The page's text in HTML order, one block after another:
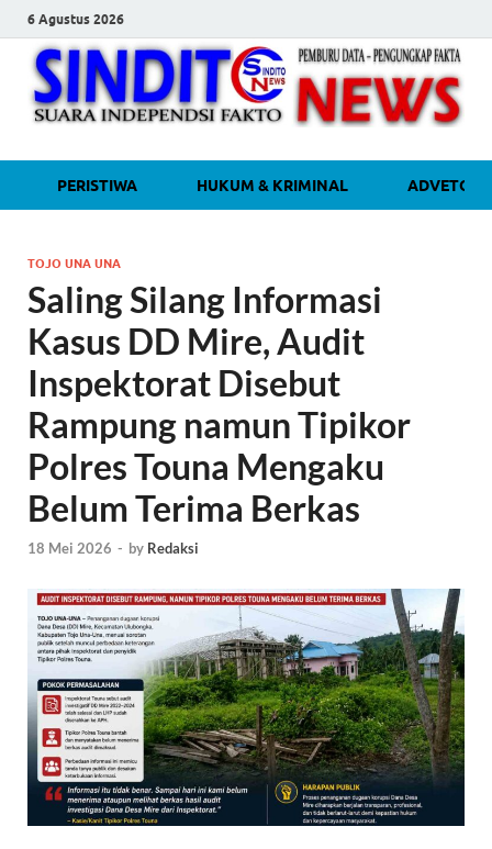
6 Agustus 2026
Media Independen Faktual dan
Terpercaya
PERISTIWA HUKUM & KRIMINAL
TOJO UNA UNA
Saling Silang Informasi
Kasus DD Mire, Audit
Inspektorat Disebut
Rampung namun Tipikor
Polres Touna Mengaku
Belum Terima Berkas
18 Mei 2026 - by Redaksi